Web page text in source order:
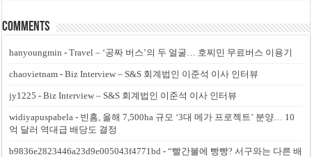
Comments
hanyoungmin -Travel – ‘공짜 버스’의 두 얼굴… 호찌민 무료버스 이용기
chaovietnam -Biz Interview – S&S 회계법인 이준석 이사 인터뷰
jy1225 -Biz Interview – S&S 회계법인 이준석 이사 인터뷰
widiyapuspabela - 빈홈, 올해 7,500ha 규모 ‘3대 메가 프로젝트’ 분양… 10
억 달러 역대급 배당도 결정
b9836e2823446a23d9e005043f4771bd -“빨간불에 빵빵? 서구와는 다른 배